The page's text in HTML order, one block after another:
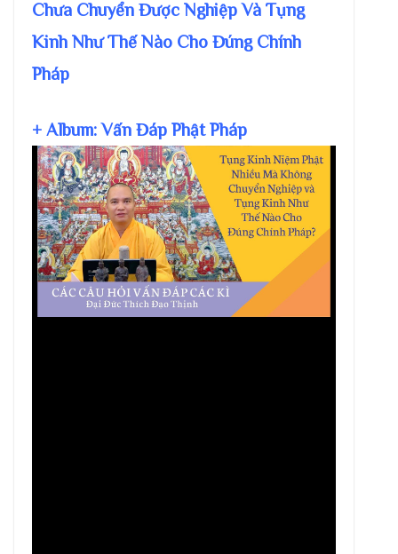
Chưa Chuyển Được Nghiệp Và Tụng
Kinh Như Thế Nào Cho Đúng Chính
Pháp
+ Album: Vấn Đáp Phật Pháp